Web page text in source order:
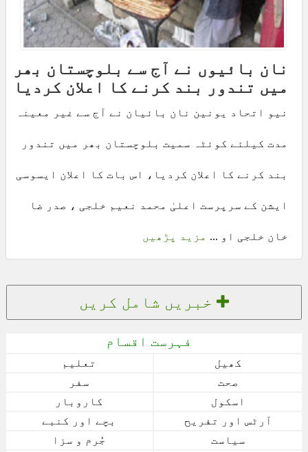
نان بائیوں نے آج سے بلوچستان بھر
میں تندور بند کرنے کا اعلان کردیا
نیو اتحاد یونین نان بائیان نے آج سے غیر معینہ
مدت کیلئے کوئٹہ سمیت بلوچستان بھر میں تندور
بند کرنے کا اعلان کردیا، اس بات کا اعلان ایسوسی
ایشن کے سرپرست اعلیٰ محمد نعیم خلجی ، صدر ضا
خان خلجی او ... مزید پڑھیں
خبریں شامل کریں
فہرست اقسام
کھیل
تعلیم
صحت
سفر
اسکول
کاروبار
آرٹس اور تفریح
بچے اور کنبے
سیاست
جُرم و سزا